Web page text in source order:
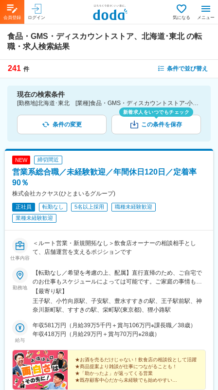
会員登録 ログイン 気になる メニュー
食品・GMS・ディスカウントストア、北海道･東北の転
職・求人検索結果
241 件 条件で並び替え
現在の検索条件
[勤務地]北海道･東北 [業種]食品・GMS・ディスカウントストア-小売業界
条件の変更
新着求人をいつでもチェック
この条件を保存
NEW 締切間近
営業系総合職／未経験歓迎／年間休日120日／定着率
90％
株式会社カクヤス(ひとまいるグループ)
正社員 転勤なし 5名以上採用
職種未経験歓迎
業種未経験歓迎
仕事内容
＜ルート営業・新規開拓なし＞飲食店オーナーの相談相手とし
て、店舗運営を支えるポジションです
勤務地
【転勤なし／希望を考慮の上、配属】直行直帰のため、ご自宅で
のお仕事もスケジュールによっては可能です。ご家庭の事情も考
慮し、リモートワーク等もご相談可能です。■本社第四ビル／東京
都北区豊島2-2-6最寄り駅：王子駅■小茂根オフィス／東京都板橋
区小茂根3-5-5最寄り駅：小竹向原駅■東神奈川オフィス／神奈川
町駅■北海道支店／北海道札幌市中央区南5条西2-1-5最寄り駅：す
すきの駅★「営業事務」として採用※勤務地は、適性エリアと自宅
【最寄り駅】
王子駅、小竹向原駅、子安駅、豊水すすきの駅、王子駅前駅、神
奈川新町駅、すすきの駅、栄町駅(東京都)、狸小路駅
給与
年収581万円（月給39万5千円＋賞与106万円※課長職／38歳）
年収418万円（月給29万円＋賞与70万円※28歳）
★お酒を売るだけじゃない！飲食店の相談役として活躍
★商品提案より雑談が仕事につながることも！
★「助かったよ」が返ってくる営業
★既存顧客中心だから未経験でも始めやすい